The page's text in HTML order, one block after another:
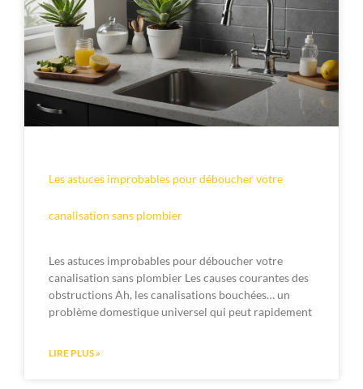
Les astuces improbables pour déboucher votre
canalisation sans plombier
Les astuces improbables pour déboucher votre
canalisation sans plombier Les causes courantes des
obstructions Ah, les canalisations bouchées… un
problème domestique universel qui peut rapidement
LIRE PLUS »